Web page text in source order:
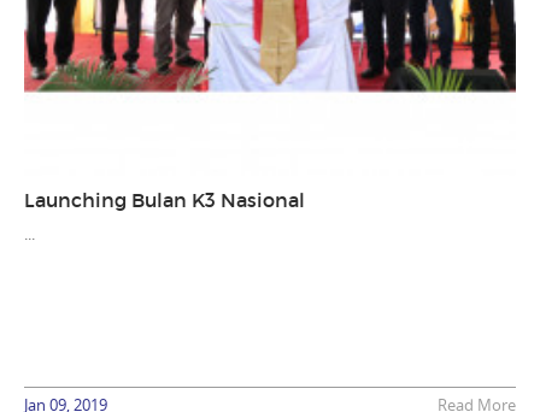
Launching Bulan K3 Nasional
...
Jan 09, 2019 Read More